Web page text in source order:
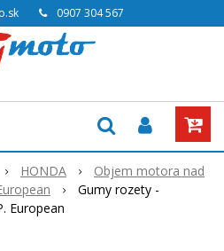
0907 304 567
HONDA
Objem motora nad
Gumy rozety -
European